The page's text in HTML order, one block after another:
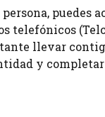
puedes
telefónicos
llevar
y